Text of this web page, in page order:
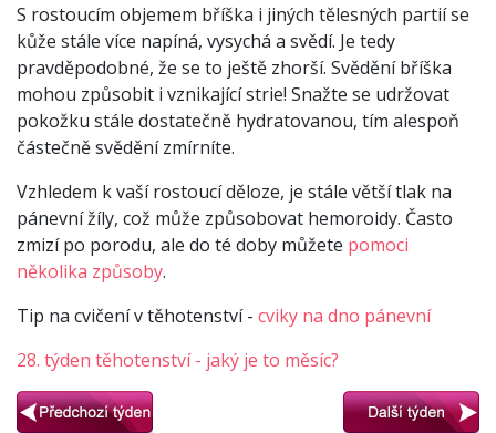
S rostoucím objemem bříška i jiných tělesných partií se
kůže stále více napíná, vysychá a svědí. Je tedy
pravděpodobné, že se to ještě zhorší. Svědění bříš­ka
mohou způsobit i vznikající strie! Snažte se udržovat
pokožku stále dosta­tečně hydratovanou, tím alespoň
částečně svědění zmírníte.
Vzhledem k vaší rostoucí děloze, je stále větší tlak na
pánevní žíly, což může způsobovat hemoroidy. Často
zmizí po porodu, ale do té doby můžete pomoci
několika způsoby.
Tip na cvičení v těhotenství - cviky na dno pánevní
28. týden těhotenství - jaký je to měsíc?